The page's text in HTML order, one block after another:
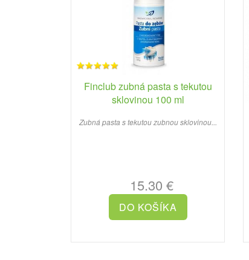
Finclub zubná pasta s tekutou
sklovinou 100 ml
Zubná pasta s tekutou zubnou sklovinou...
15.30 €